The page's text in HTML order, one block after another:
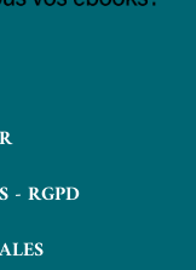
- RGPD